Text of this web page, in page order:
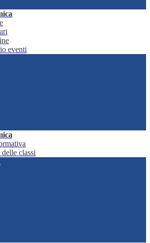
eventi
classi